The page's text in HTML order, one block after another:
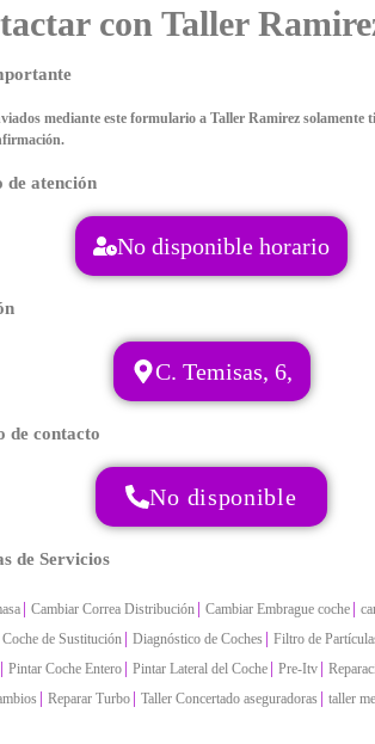
con Taller
mediante este formulario a Taller Ramirez solamente
atención
No disponible horario
C. Temisas, 6,
de contacto
No disponible
de Servicios
Cambiar Correa Distribución Cambiar Embrague coche
Coche de Sustitución Diagnóstico de Coches Filtro de
Pintar Coche Entero Pintar Lateral del Coche Pre-Itv
Reparar Turbo Taller Concertado aseguradoras taller